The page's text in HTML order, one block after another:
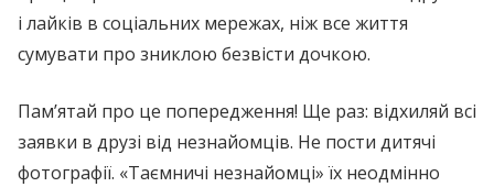
і лайків в соціальних мережах, ніж все життя
сумувати про зниклою безвісти дочкою.
Пам’ятай про це попередження! Ще раз: відхиляй всі
заявки в друзі від незнайомців. Не пости дитячі
фотографії. «Таємничі незнайомці» їх неодмінно